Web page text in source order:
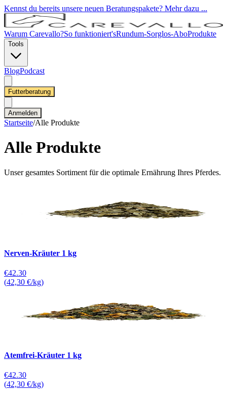
Kennst du bereits unsere neuen Beratungspakete? Mehr dazu ...
Warum Carevallo?So funktioniert'sRundum-Sorglos-AboProdukte
Tools
BlogPodcast
Futterberatung
Anmelden
Startseite/Alle Produkte
Alle Produkte
Unser gesamtes Sortiment für die optimale Ernährung Ihres Pferdes.
Nerven-Kräuter 1 kg
€42.30
(42,30 €/kg)
Atemfrei-Kräuter 1 kg
€42.30
(42,30 €/kg)